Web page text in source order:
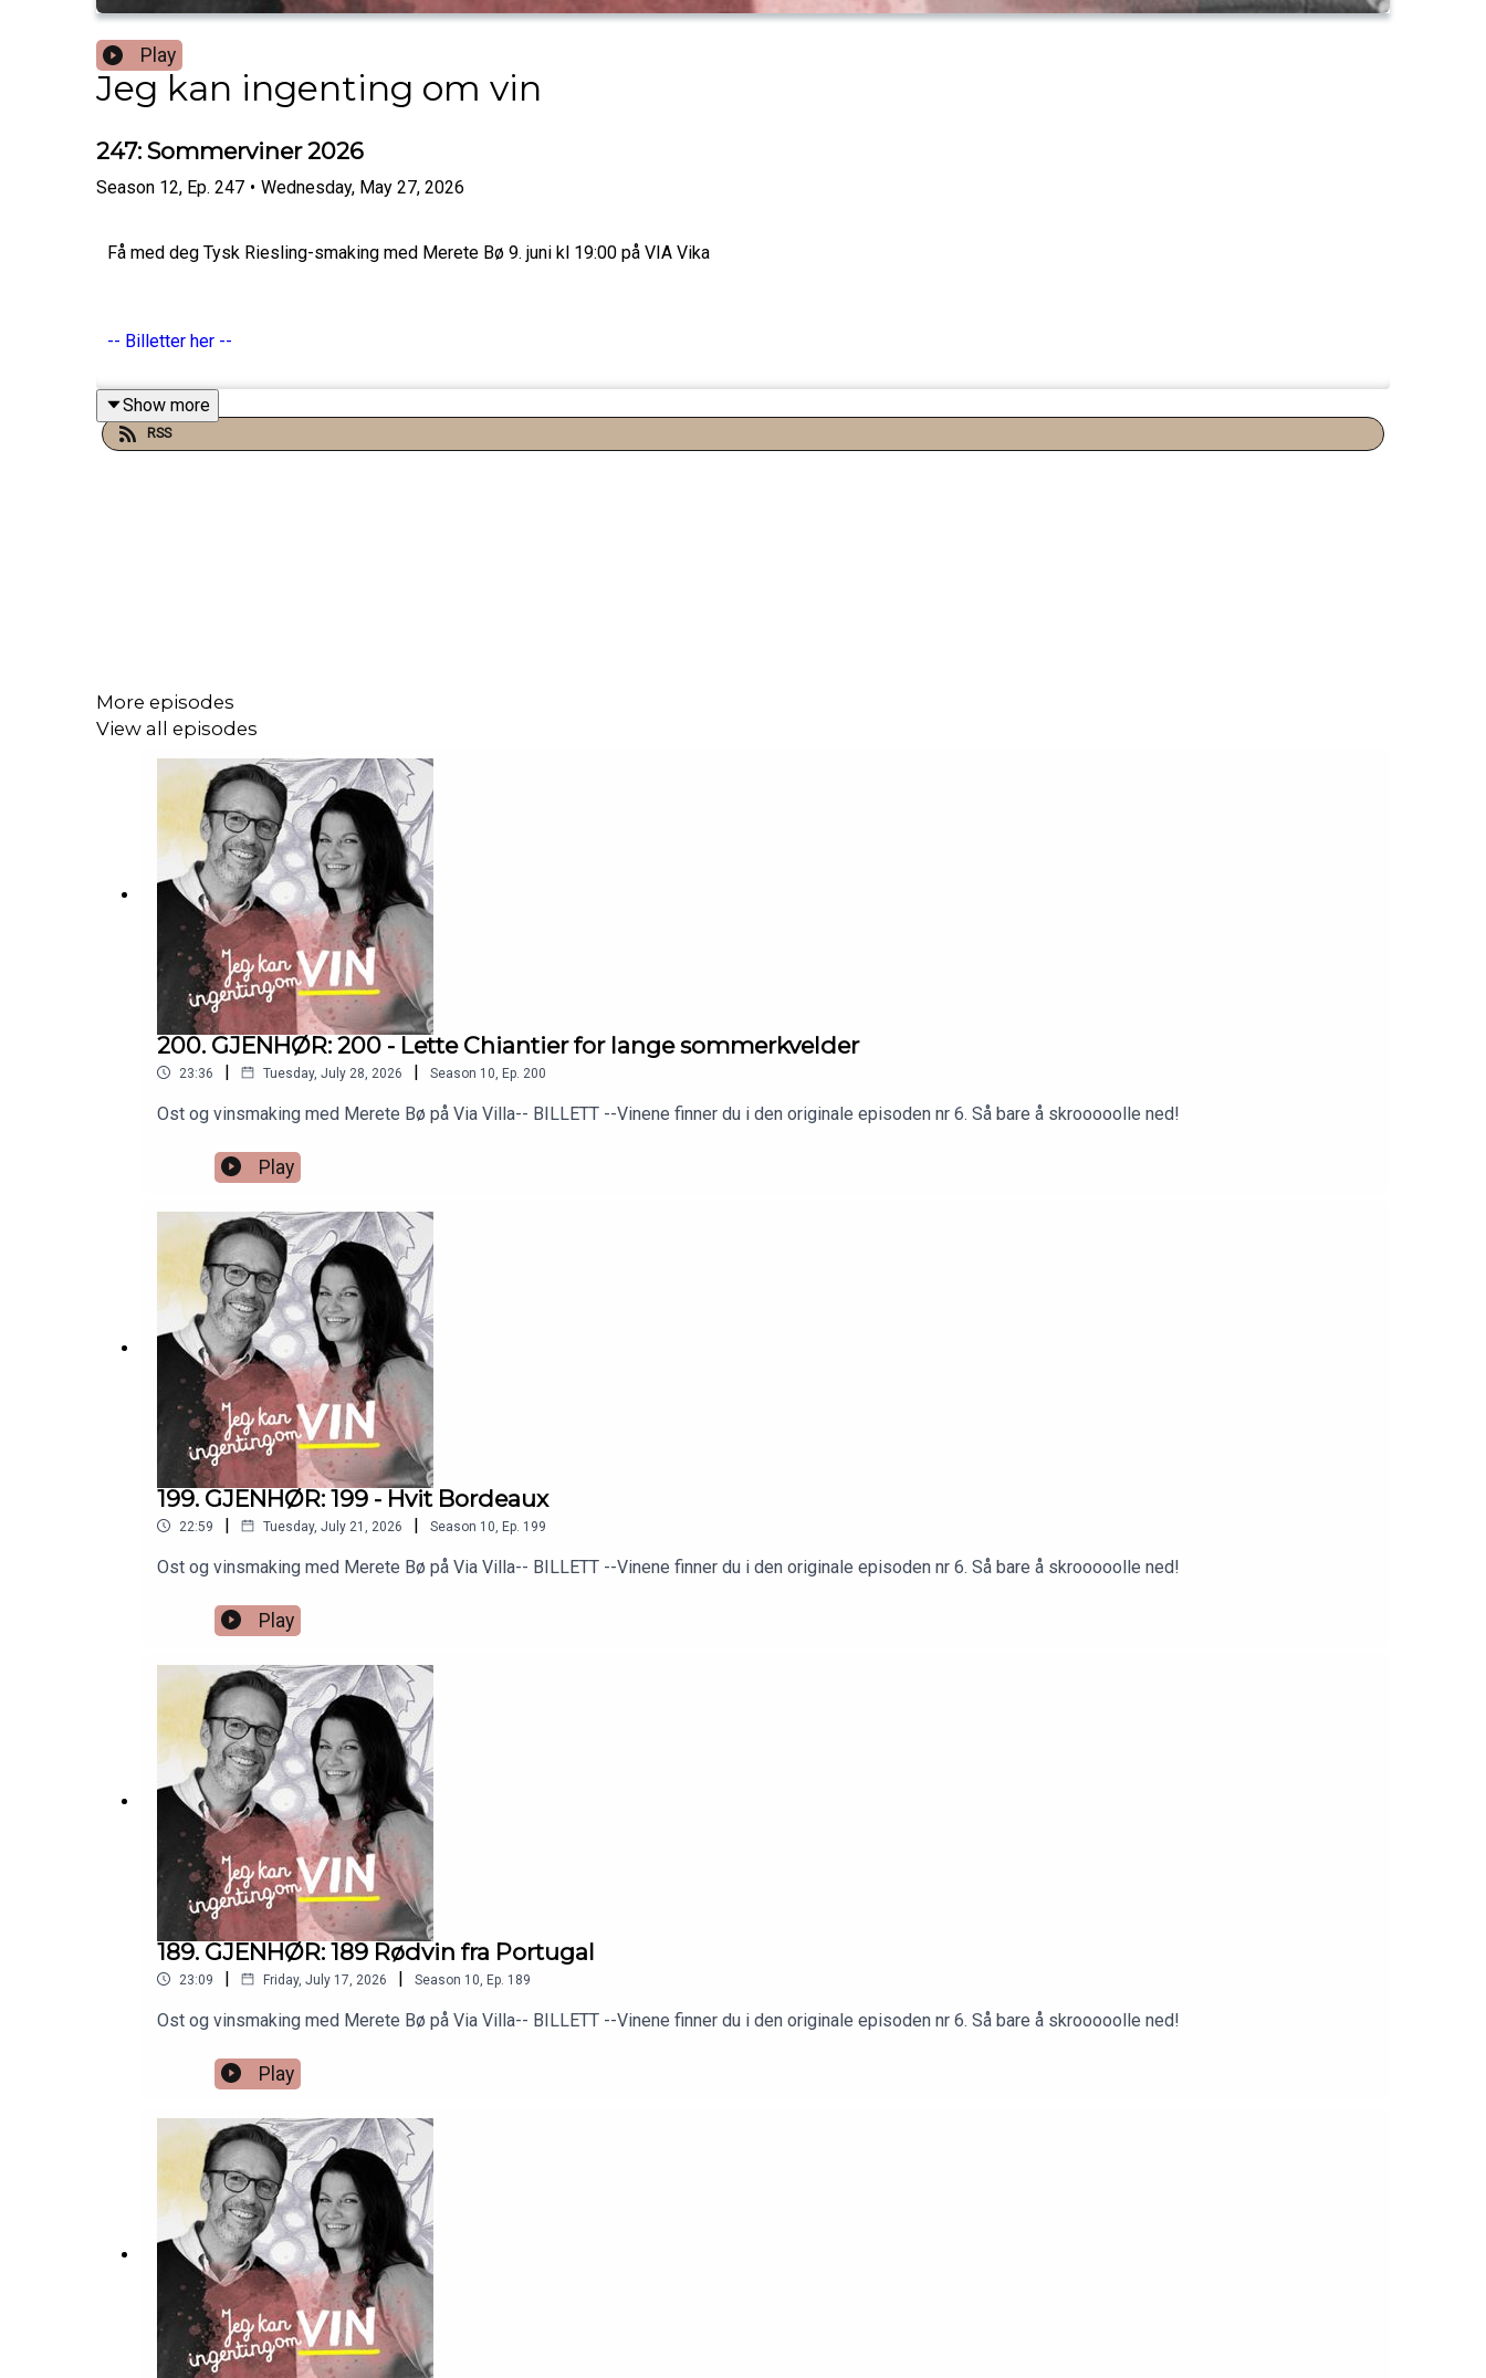
Play
Jeg kan ingenting om vin
247: Sommerviner 2026
Season 12, Ep. 247 • Wednesday, May 27, 2026
Få med deg Tysk Riesling-smaking med Merete Bø 9. juni kl 19:00 på VIA Vika
-- Billetter her --
Champagne Delamotte Blanc de Blanc Brut (+)
dn.no
Legras Presidence Vieilles Vignes Brut (+)
Rochet-Bocard Tradition (+)
Zilliken Riesling Butterfly (+)
Niepoort Redoma Reserva Branco (+)
Txakoli Rezabal (+)
Brocard Chablis Pierre de Préhy (+)
Dom. de la Solitude Blanc (+)
Rødviner
vinmonopolet.no
https://www.vinmonopolet.no/p/19038601
Lopez de Heredia Viña Bosconia (+)
Show more
RSS
More episodes
View all episodes
200. GJENHØR: 200 - Lette Chiantier for lange sommerkvelder
23:36 | Tuesday, July 28, 2026 | Season 10 Ep. 200
Ost og vinsmaking med Merete Bø på Via Villa-- BILLETT --Vinene finner du i den originale episoden nr 6. Så bare å skrooooolle ned!
Play
199. GJENHØR: 199 - Hvit Bordeaux
22:59 | Tuesday, July 21, 2026 | Season 10 Ep. 199
Ost og vinsmaking med Merete Bø på Via Villa-- BILLETT --Vinene finner du i den originale episoden nr 6. Så bare å skrooooolle ned!
Play
189. GJENHØR: 189 Rødvin fra Portugal
23:09 | Friday, July 17, 2026 | Season 10 Ep. 189
Ost og vinsmaking med Merete Bø på Via Villa-- BILLETT --Vinene finner du i den originale episoden nr 6. Så bare å skrooooolle ned!
Play